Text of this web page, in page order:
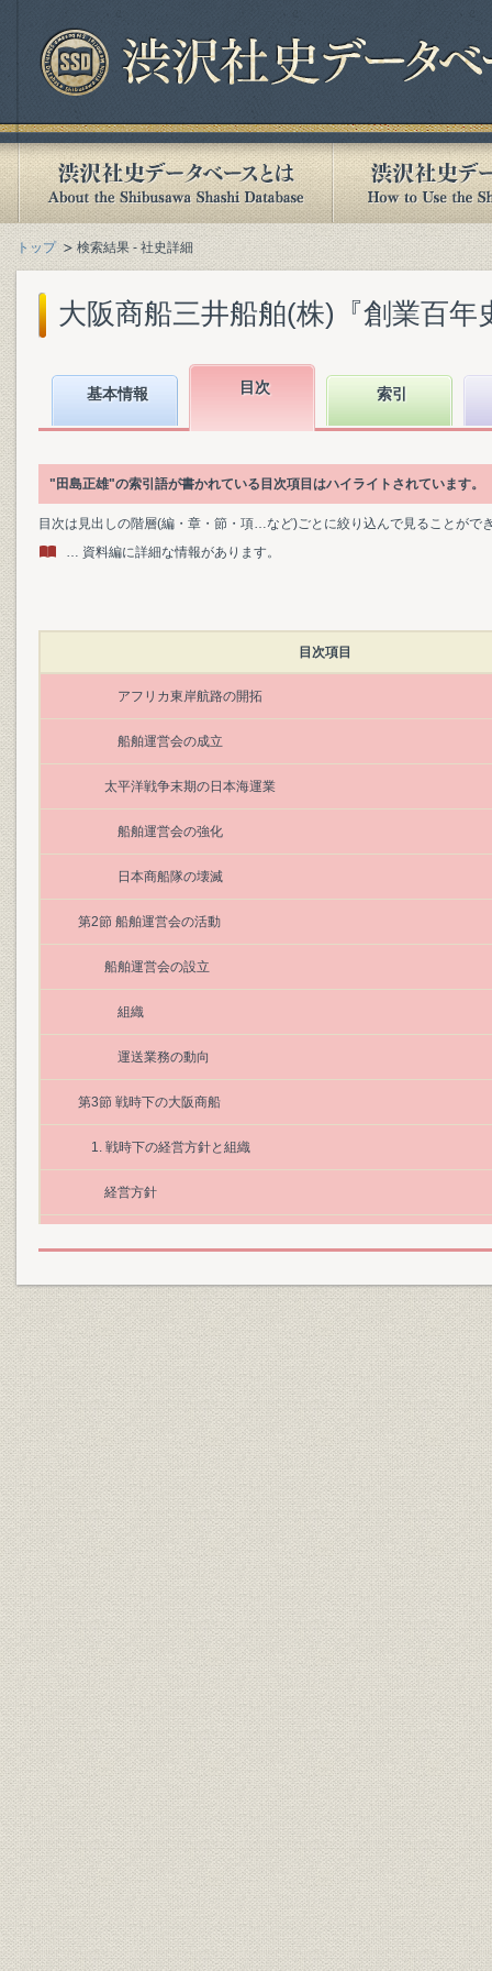
トップ 検索結果 - 社史詳細
大阪商船三井船舶(株)『創業百年
基本情報 目次 索引
"田島正雄"の索引語が書かれている目次項目はハイライトされています。
目次は見出しの階層(編・章・節・項…など)ごとに絞り込んで見ることがで
… 資料編に詳細な情報があります。
目次項目
アフリカ東岸航路の開拓
船舶運営会の成立
太平洋戦争末期の日本海運業
船舶運営会の強化
日本商船隊の壊滅
第2節 船舶運営会の活動
船舶運営会の設立
組織
運送業務の動向
第3節 戦時下の大阪商船
1. 戦時下の経営方針と組織
経営方針
経営陣の交替
組織機構の変遷
公職追放・人的支配力排除と両社